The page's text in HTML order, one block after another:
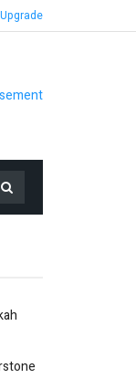
Upgrade